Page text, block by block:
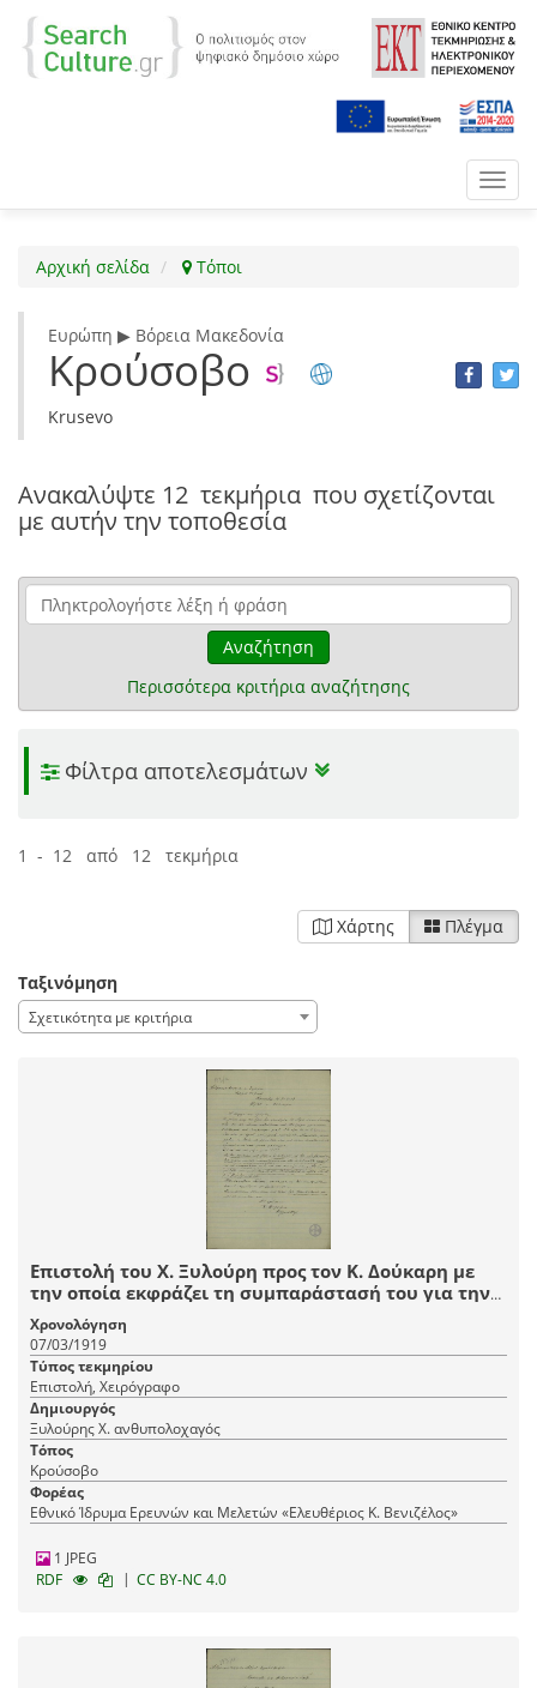
Αρχική σελίδα Τόποι
Ευρώπη ▶ Βόρεια Μακεδονία
Κρούσοβο
Krusevo
Ανακαλύψτε 12 τεκμήρια που σχετίζονται
με αυτήν την τοποθεσία
Αναζήτηση
Περισσότερα κριτήρια αναζήτησης
Φίλτρα αποτελεσμάτων
1 - 12 από 12 τεκμήρια
Χάρτης Πλέγμα
Ταξινόμηση
Σχετικότητα με κριτήρια
Επιστολή του Χ. Ξυλούρη προς τον Κ. Δούκαρη με
την οποία εκφράζει τη συμπαράστασή του για την
καταδίκη του.
Χρονολόγηση
07/03/1919
Τύπος τεκμηρίου
Επιστολή, Χειρόγραφο
Δημιουργός
Ξυλούρης Χ. ανθυπολοχαγός
Τόπος
Κρούσοβο
Φορέας
Εθνικό Ίδρυμα Ερευνών και Μελετών «Ελευθέριος Κ. Βενιζέλος»
1 JPEG
RDF
| CC BY-NC 4.0